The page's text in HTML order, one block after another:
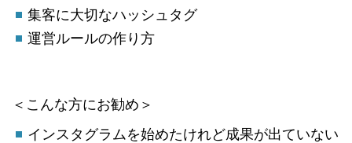
集客に大切なハッシュタグ
運営ルールの作り方
＜こんな方にお勧め＞
インスタグラムを始めたけれど成果が出ていない